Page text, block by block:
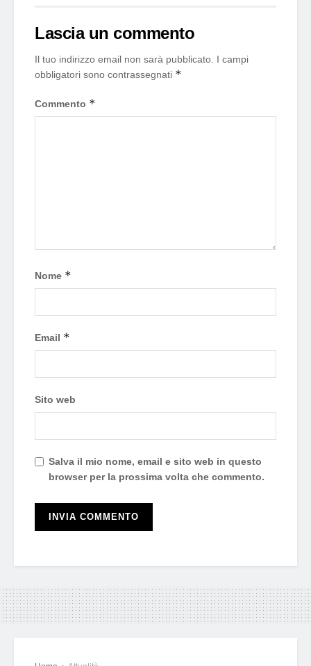
Lascia un commento
Il tuo indirizzo email non sarà pubblicato. I campi
obbligatori sono contrassegnati *
Commento *
Nome *
Email *
Sito web
Salva il mio nome, email e sito web in questo
browser per la prossima volta che commento.